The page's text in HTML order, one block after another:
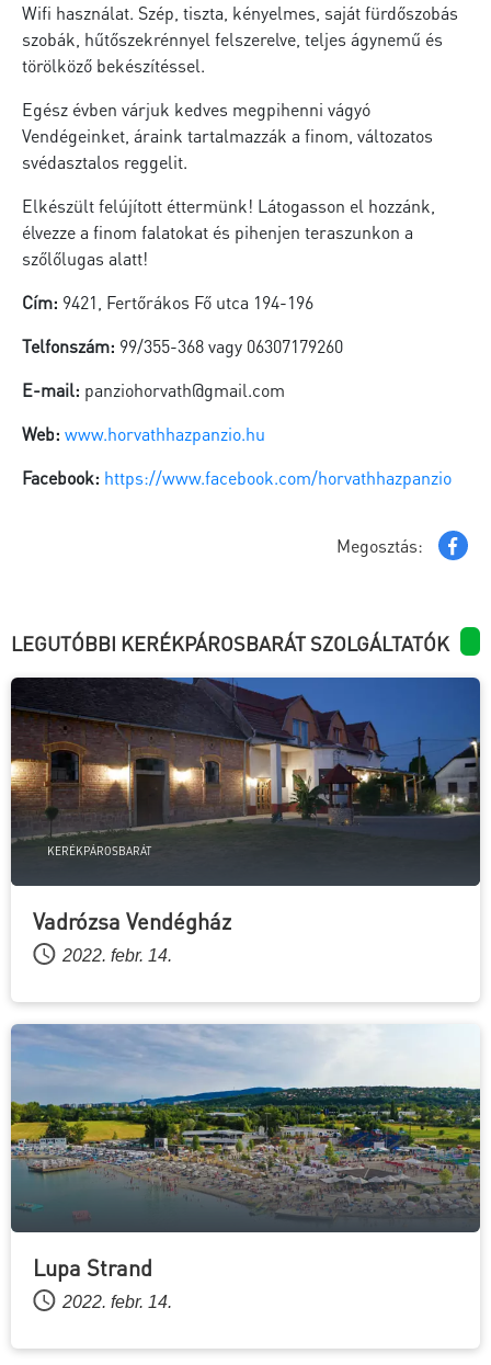
Wifi használat. Szép, tiszta, kényelmes, saját fürdőszobás
szobák, hűtőszekrénnyel felszerelve, teljes ágynemű és
törölköző bekészítéssel.
Egész évben várjuk kedves megpihenni vágyó
Vendégeinket, áraink tartalmazzák a finom, változatos
svédasztalos reggelit.
Elkészült felújított éttermünk! Látogasson el hozzánk,
élvezze a finom falatokat és pihenjen teraszunkon a
szőlőlugas alatt!
Cím: 9421, Fertőrákos Fő utca 194-196
Telfonszám: 99/355-368 vagy 06307179260
E-mail: panziohorvath@gmail.com
Web: www.horvathhazpanzio.hu
Facebook: https://www.facebook.com/horvathhazpanzio
Megosztás:
LEGUTÓBBI KERÉKPÁROSBARÁT SZOLGÁLTATÓK
KERÉKPÁROSBARÁT
Vadrózsa Vendégház
2022. febr. 14.
Lupa Strand
2022. febr. 14.